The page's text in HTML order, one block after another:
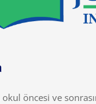
öncesi ve